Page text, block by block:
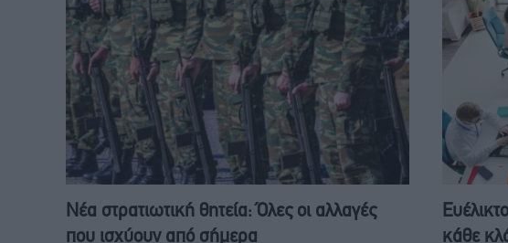
Νέα στρατιωτική θητεία: Όλες οι αλλαγές
που ισχύουν από σήμερα
κάθε